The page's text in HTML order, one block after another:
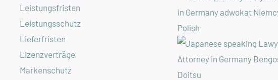
Leistungsfristen
Leistungsschutz
Lieferfristen
Lizenzverträge
Markenschutz
Polish